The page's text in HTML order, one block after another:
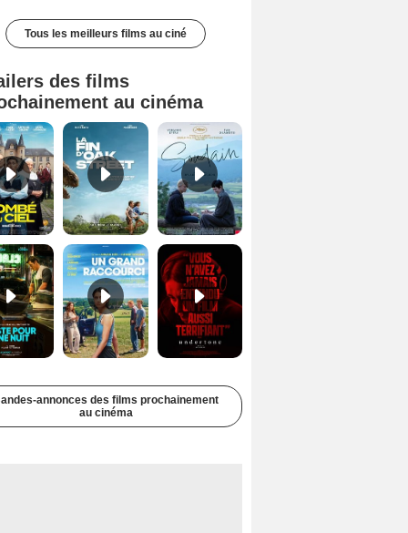
Tous les meilleurs films au ciné
des films
au cinéma
Tombé du ciel Bande-annonce VF La fin d’Oak Street Bande-annonce VO STFR
Juste pour une nuit Bande-annonce VO STFR Un grand raccourci Bande-annonce VF Undertone Bande-annonce VO STFR
annonces des films prochainement
au cinéma